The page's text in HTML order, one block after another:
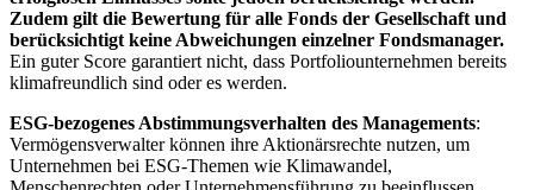
Zudem gilt die Bewertung für alle Fonds der Gesellschaft und
berücksichtigt keine Abweichungen einzelner Fondsmanager.
Ein guter Score garantiert nicht, dass Portfoliounternehmen bereits
klimafreundlich sind oder es werden.
ESG-bezogenes Abstimmungsverhalten des Managements:
Vermögensverwalter können ihre Aktionärsrechte nutzen, um
Unternehmen bei ESG-Themen wie Klimawandel,